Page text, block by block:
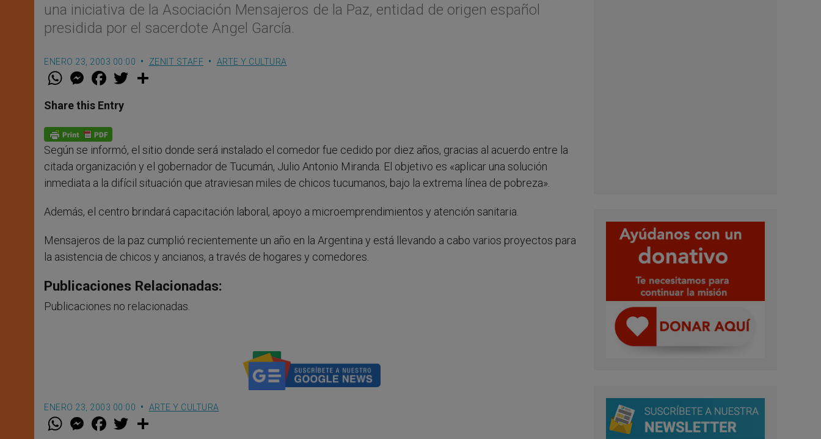
una iniciativa de la Asociación Mensajeros de la Paz, entidad de origen español
presidida por el sacerdote Angel García.
ENERO 23, 2003 00:00 ZENIT STAFF ARTE Y CULTURA
W
t
s
p
p
M
e
s
e
g
e
r
F
a
e
b
o
k
w
Share this Entry
Según se informó, el sitio donde será instalado el comedor fue cedido por diez años, gracias al acuerdo entre la
citada organización y el gobernador de Tucumán, Julio Antonio Miranda. El objetivo es «aplicar una solución
inmediata a la difícil situación que atraviesan miles de chicos tucumanos, bajo la extrema línea de pobreza».
Además, el centro brindará capacitación laboral, apoyo a microemprendimientos y atención sanitaria.
Mensajeros de la paz cumplió recientemente un año en la Argentina y está llevando a cabo varios proyectos para
la asistencia de chicos y ancianos, a través de hogares y comedores.
Publicaciones Relacionadas:
Publicaciones no relacionadas.
ENERO 23, 2003 00:00 ARTE Y CULTURA
W M
e
F
a w